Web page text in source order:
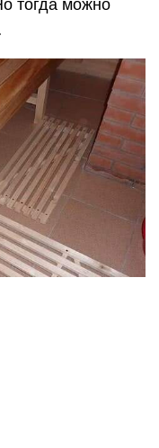
пола
работ. Чтобы
подготовки
работы:
битым
для